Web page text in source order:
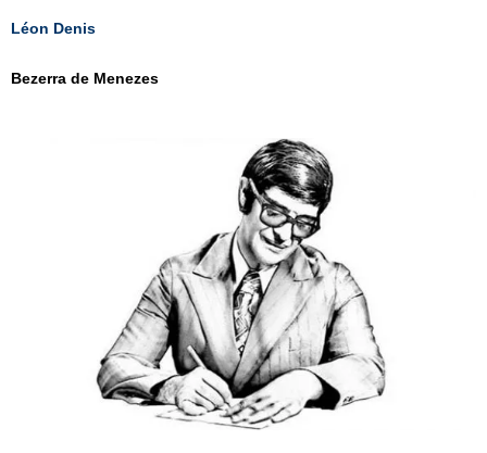
Léon Denis
Bezerra de Menezes